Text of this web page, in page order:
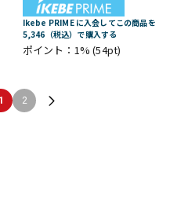
Ikebe PRIME に入会してこの商品を
5,346（税込）で購入する
ポイント：1%(54pt)
1 2